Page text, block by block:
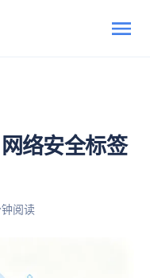
络安全标签
阅读